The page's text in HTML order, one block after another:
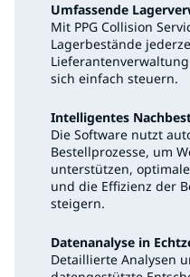
Umfassende
Mit PPG Collision
Lagerbestände
sich einfach steuern.
Intelligentes
Die Software nutzt
Bestellprozesse, um
unterstützen,
und die Effizienz der
steigern.
Datenanalyse in
Detaillierte Analysen